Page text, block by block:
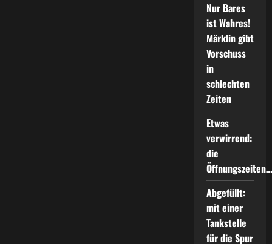
Nur Bares
ist Wahres!
Märklin gibt
Vorschuss
in
schlechten
Zeiten
Etwas
verwirrend:
die
Öffnungszeiten…
Abgefüllt:
mit einer
Tankstelle
für die Spur